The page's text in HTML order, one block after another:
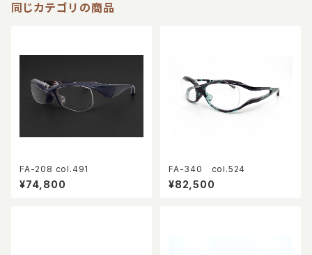
同じカテゴリの商品
FA-208 col.491
¥74,800
FA-340 col.524
¥82,500